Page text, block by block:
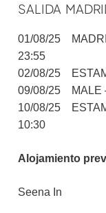
SALIDA
01/08/25
23:55
02/08/25
09/08/25
10/08/25
10:30
Alojamiento
Seena In